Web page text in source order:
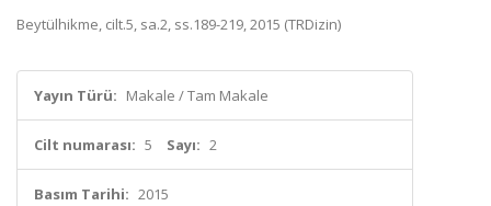
Beytülhikme, cilt.5, sa.2, ss.189-219, 2015 (TRDizin)
Yayın Türü: Makale / Tam Makale
Cilt numarası: 5 Sayı: 2
Basım Tarihi: 2015